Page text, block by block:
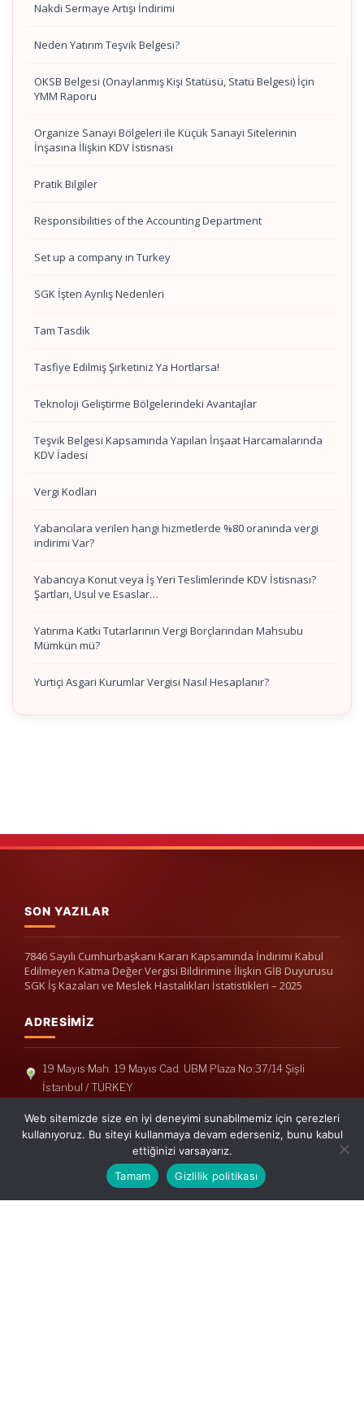
Nakdi Sermaye Artışı İndirimi
Neden Yatırım Teşvik Belgesi?
OKSB Belgesi (Onaylanmış Kişi Statüsü, Statü Belgesi) İçin
YMM Raporu
Organize Sanayi Bölgeleri ile Küçük Sanayi Sitelerinin
İnşasına İlişkin KDV İstisnası
Pratik Bilgiler
Responsibilities of the Accounting Department
Set up a company in Turkey
SGK İşten Ayrılış Nedenleri
Tam Tasdik
Tasfiye Edilmiş Şirketiniz Ya Hortlarsa!
Teknoloji Geliştirme Bölgelerindeki Avantajlar
Teşvik Belgesi Kapsamında Yapılan İnşaat Harcamalarında
KDV İadesi
Vergi Kodları
Yabancılara verilen hangi hizmetlerde %80 oranında vergi
indirimi Var?
Yabancıya Konut veya İş Yeri Teslimlerinde KDV İstisnası?
Şartları, Usul ve Esaslar…
Yatırıma Katkı Tutarlarının Vergi Borçlarından Mahsubu
Mümkün mü?
Yurtiçi Asgari Kurumlar Vergisi Nasıl Hesaplanır?
SON YAZILAR
7846 Sayılı Cumhurbaşkanı Kararı Kapsamında İndirimi Kabul
Edilmeyen Katma Değer Vergisi Bildirimine İlişkin GİB Duyurusu
SGK İş Kazaları ve Meslek Hastalıkları İstatistikleri – 2025
ADRESIMIZ
19 Mayıs Mah. 19 Mayıs Cad. UBM Plaza No:37/14 Şişli
İstanbul / TURKEY
Telefon: +90(212) 240 33 39
Telefon: +90(212) 248 19 36
info@erisymm.com
Web sitemizde size en iyi deneyimi sunabilmemiz için çerezleri
kullanıyoruz. Bu siteyi kullanmaya devam ederseniz, bunu kabul
ettiğinizi varsayarız.
Tamam
Gizlilik politikası